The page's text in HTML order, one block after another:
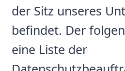
der Sitz unseres
befindet. Der
eine Liste der